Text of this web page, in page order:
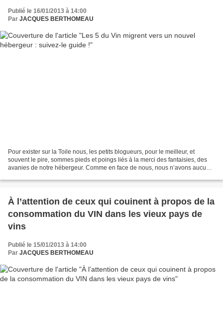
Publié le 16/01/2013 à 14:00
Par JACQUES BERTHOMEAU
Pour exister sur la Toile nous, les petits blogueurs, pour le meilleur, et
souvent le pire, sommes pieds et poings liés à la merci des fantaisies, des
avanies de notre hébergeur. Comme en face de nous, nous n’avons aucun
À l’attention de ceux qui couinent à propos de la
consommation du VIN dans les vieux pays de
vins
Publié le 15/01/2013 à 14:00
Par JACQUES BERTHOMEAU